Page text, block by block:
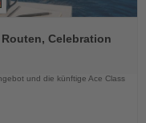
Celebration
und die künftige Ace Class